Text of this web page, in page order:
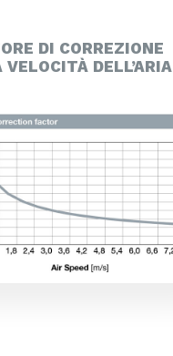
DI CORREZIONE
VELOCITÀ DELL’ARIA